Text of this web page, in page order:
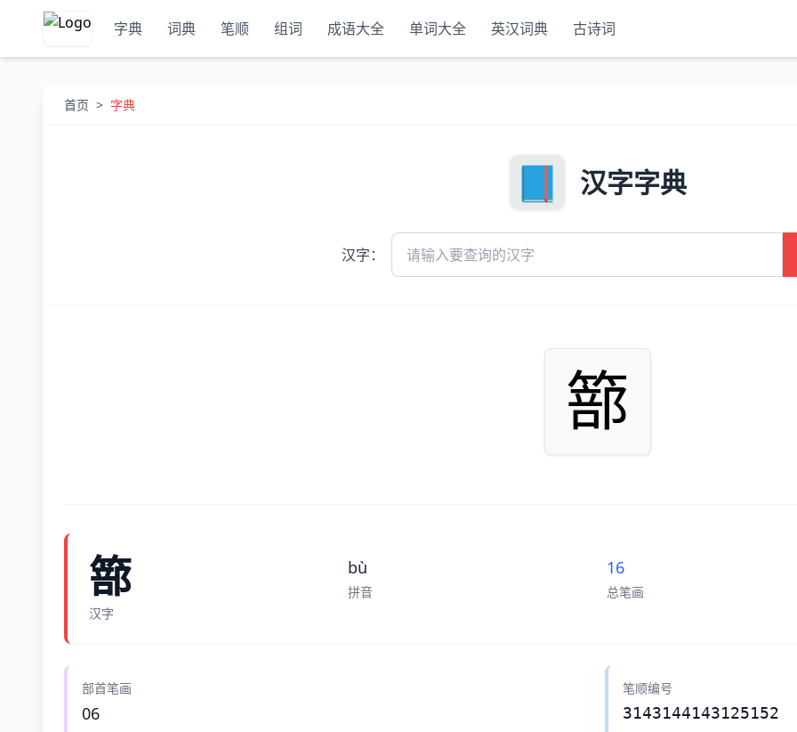
字典 词典 笔顺 组词 成语大全 单词大全 英汉词典 古诗词
首页 > 字典
汉字字典
汉字：
篰
篰
汉字
bù
拼音
16
总笔画
部首笔画
06
笔顺编号
3143144143125152